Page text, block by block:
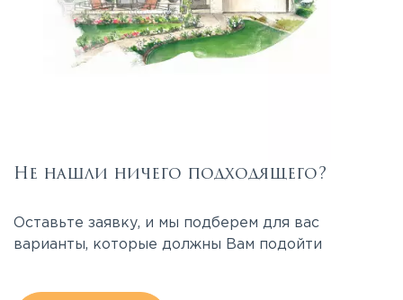
Не нашли ничего подходящего?
Оставьте заявку, и мы подберем для вас
варианты, которые должны Вам подойти